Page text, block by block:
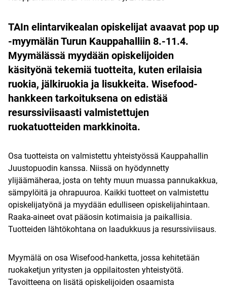
TAIn elintarvikealan opiskelijat avaavat pop up
-myymälän Turun Kauppahalliin 8.-11.4.
Myymälässä myydään opiskelijoiden
käsityönä tekemiä tuotteita, kuten erilaisia
ruokia, jälkiruokia ja lisukkeita. Wisefood-
hankkeen tarkoituksena on edistää
resurssiviisaasti valmistettujen
ruokatuotteiden markkinoita.
Osa tuotteista on valmistettu yhteistyössä Kauppahallin
Juustopuodin kanssa. Niissä on hyödynnetty
ylijäämäheraa, josta on tehty muun muassa pannukakkua,
sämpylöitä ja ohrapuuroa. Kaikki tuotteet on valmistettu
opiskelijatyönä ja myydään edulliseen opiskelijahintaan.
Raaka-aineet ovat pääosin kotimaisia ja paikallisia.
Tuotteiden lähtökohtana on laadukkuus ja resurssiviisaus.
Myymälä on osa Wisefood-hanketta, jossa kehitetään
ruokaketjun yritysten ja oppilaitosten yhteistyötä.
Tavoitteena on lisätä opiskelijoiden osaamista